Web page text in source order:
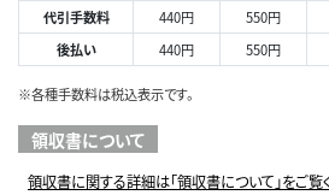
代引手数料
440円 550円
後払い
440円 550円
※各種手数料は税込表示です。
領収書について
領収書に関する詳細は「領収書について」をご覧